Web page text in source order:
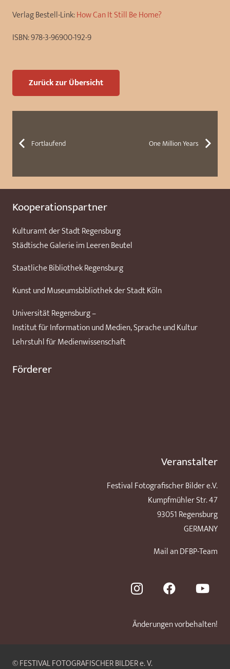
Verlag Bestell-Link:How Can It Still Be Home?
ISBN:978-3-96900-192-9
Zurück zur Übersicht
Fortlaufend One Million Years
Kooperationspartner
Kulturamt der Stadt Regensburg
Städtische Galerie im Leeren Beutel
Staatliche Bibliothek Regensburg
Kunst und Museumsbibliothek der Stadt Köln
Universität Regensburg –
Institut für Information und Medien, Sprache und Kultur
Lehrstuhl für Medienwissenschaft
Förderer
Veranstalter
Festival Fotografischer Bilder e.V.
Kumpfmühler Str. 47
93051 Regensburg
GERMANY
Mail an DFBP-Team
Änderungen vorbehalten!
© FESTIVAL FOTOGRAFISCHER BILDER e. V.